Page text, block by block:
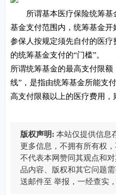
所谓基本医疗保险统筹
基金支付范围内，统筹基金开
参保人按规定须先自付的医
的统筹基金支付的“门槛”。
所谓统筹基金的最高支付限额
线”，是指由统筹基金所能支
高支付限额以上的医疗费用，
版权声明: 本站仅提供信息
更多信息，不拥有所有权
不代表本网赞同其观点和
品内容、版权和其它问题
送邮件至 举报，一经查实